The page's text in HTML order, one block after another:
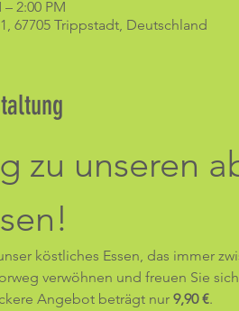
– 2:00 PM
67705 Trippstadt, Deutschland
zu unseren
köstliches Essen, das immer
verwöhnen und freuen Sie
Angebot beträgt nur 9,90 €.